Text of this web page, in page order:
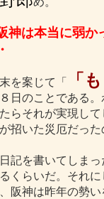
神は本当に弱か
を案じて「 「
日のことである
らそれが実現し
招いた災厄だっ
記を書いてしま
くらいだ。それ
阪神は昨年の勢